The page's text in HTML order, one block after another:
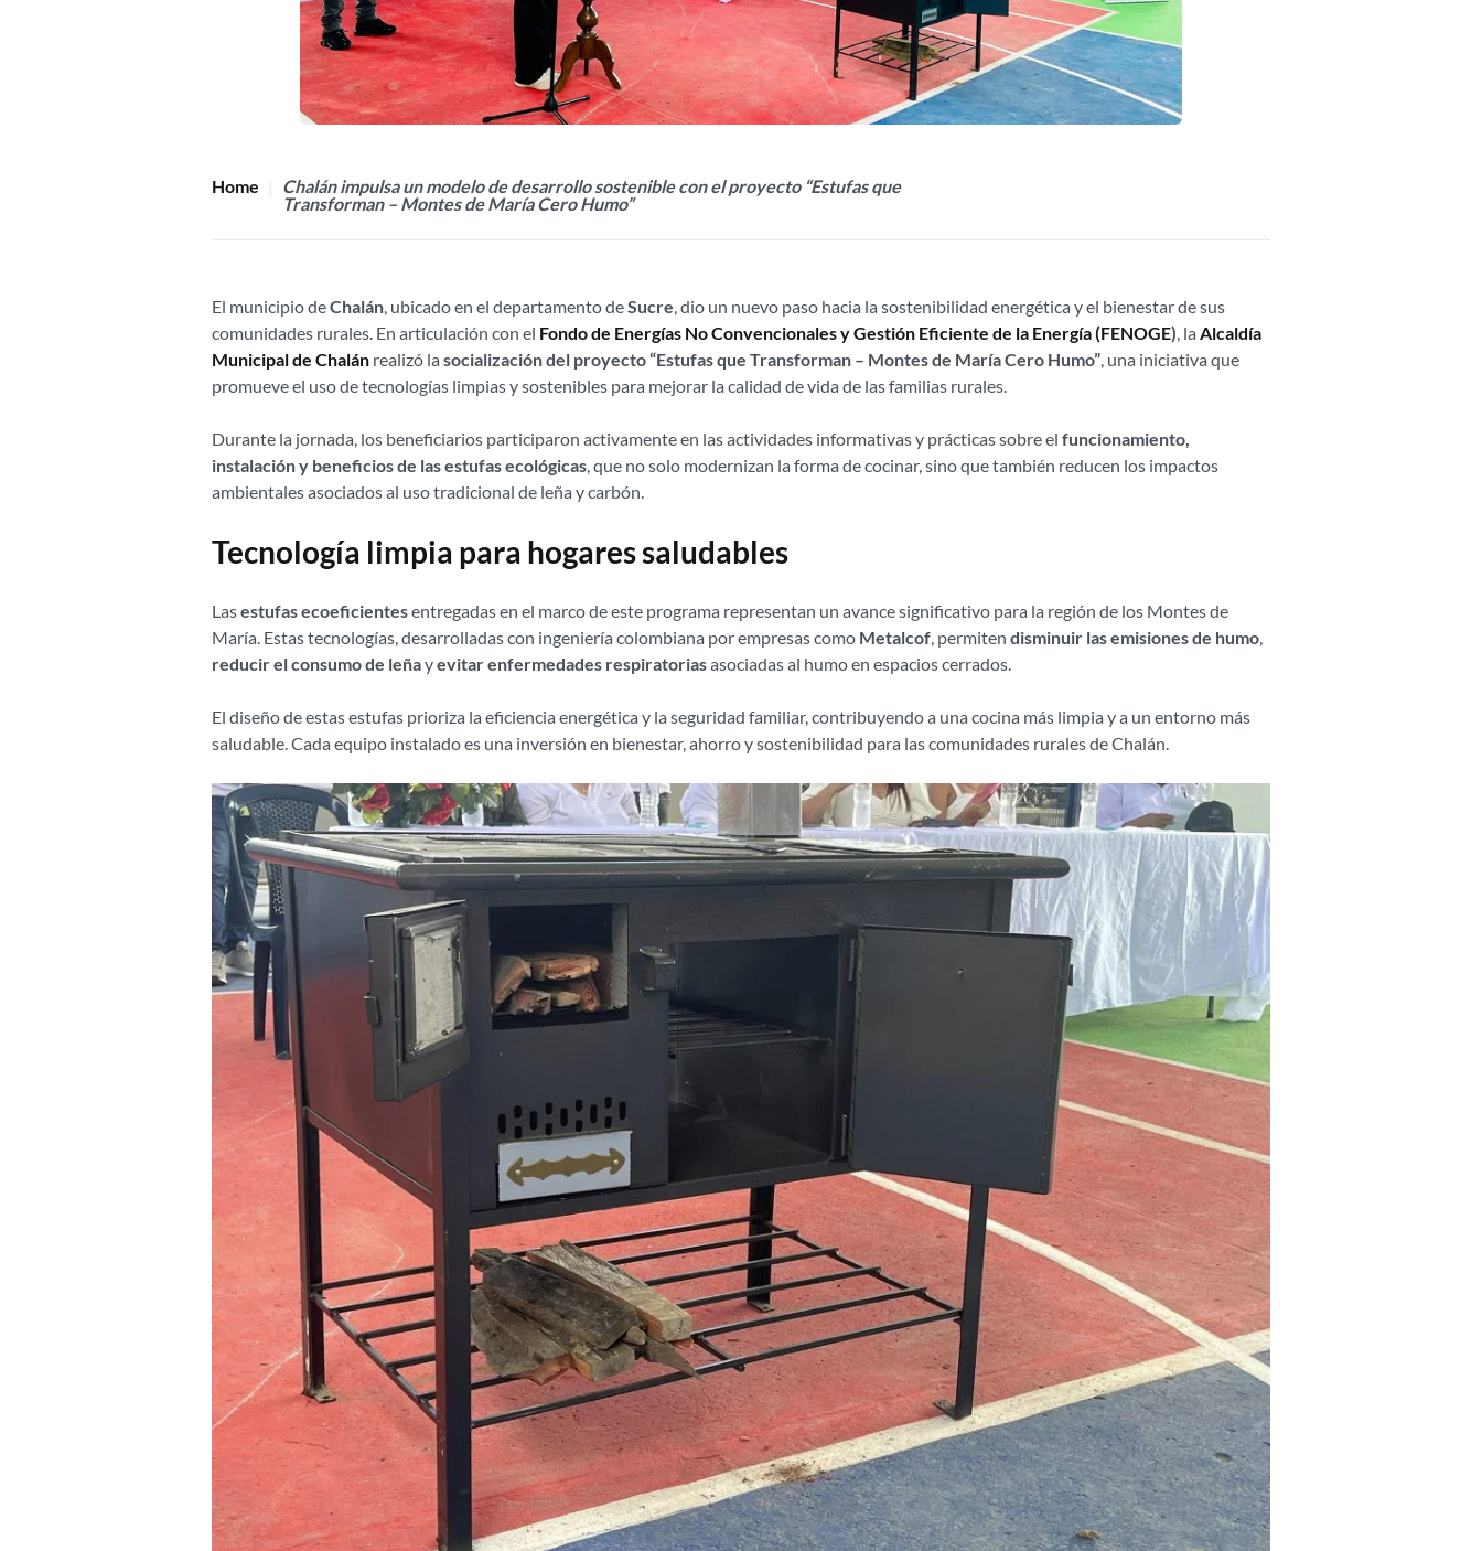
Home
Chalán impulsa un modelo de desarrollo sostenible con el proyecto “Estufas que
Transforman – Montes de María Cero Humo”
El municipio deChalán, ubicado en el departamento deSucre, dio un nuevo paso hacia la sostenibilidad energética y el bienestar de sus
comunidades rurales. En articulación con el Fondo de Energías No Convencionales y Gestión Eficiente de la Energía (FENOGE), la Alcaldía
Municipal de Chalán realizó la socialización del proyecto “Estufas que Transforman – Montes de María Cero Humo”, una iniciativa que
promueve el uso de tecnologías limpias y sostenibles para mejorar la calidad de vida de las familias rurales.
Durante la jornada, los beneficiarios participaron activamente en las actividades informativas y prácticas sobre el funcionamiento,
instalación y beneficios de las estufas ecológicas, que no solo modernizan la forma de cocinar, sino que también reducen los impactos
ambientales asociados al uso tradicional de leña y carbón.
Tecnología limpia para hogares saludables
Lasestufas ecoeficientesentregadas en el marco de este programa representan un avance significativo para la región de los Montes de
María. Estas tecnologías, desarrolladas con ingeniería colombiana por empresas como Metalcof, permiten disminuir las emisiones de humo,
reducir el consumo de leñayevitar enfermedades respiratoriasasociadas al humo en espacios cerrados.
El diseño de estas estufas prioriza la eficiencia energética y la seguridad familiar, contribuyendo a una cocina más limpia y a un entorno más
saludable. Cada equipo instalado es una inversión en bienestar, ahorro y sostenibilidad para las comunidades rurales de Chalán.